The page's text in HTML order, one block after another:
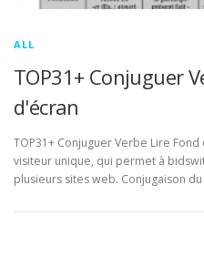
ALL
TOP31+ Conjuguer
d'écran
TOP31+ Conjuguer Verbe Lire
visiteur unique, qui permet à
plusieurs sites web. Conjugaison